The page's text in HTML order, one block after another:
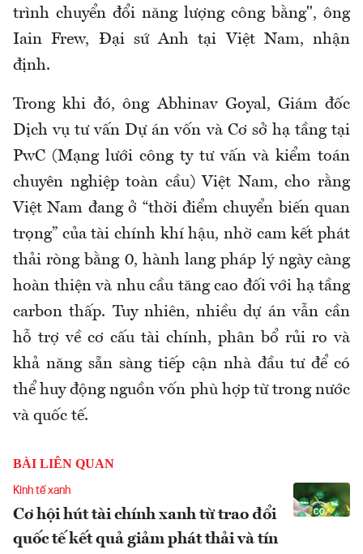
trình chuyển đổi năng lượng công bằng", ông
Iain Frew, Đại sứ Anh tại Việt Nam, nhận
định.
Trong khi đó, ôngAbhinav Goyal, Giám đốc
Dịch vụ tư vấn Dự án vốn và Cơ sở hạ tầng tại
PwC (Mạng lưới công ty tư vấn và kiểm toán
chuyên nghiệp toàn cầu) Việt Nam, cho rằng
Việt Nam đang ở “thời điểm chuyển biến quan
trọng” của tài chính khí hậu, nhờ cam kết phát
thải ròng bằng 0, hành lang pháp lý ngày càng
hoàn thiện và nhu cầu tăng cao đối với hạ tầng
carbon thấp. Tuy nhiên, nhiều dự án vẫn cần
hỗ trợ về cơ cấu tài chính, phân bổ rủi ro và
khả năng sẵn sàng tiếp cận nhà đầu tư để có
thể huy động nguồn vốn phù hợp từ trong nước
và quốc tế.
BÀI LIÊN QUAN
Kinh tế xanh
Cơ hội hút tài chính xanh từ trao đổi
quốc tế kết quả giảm phát thải và tín